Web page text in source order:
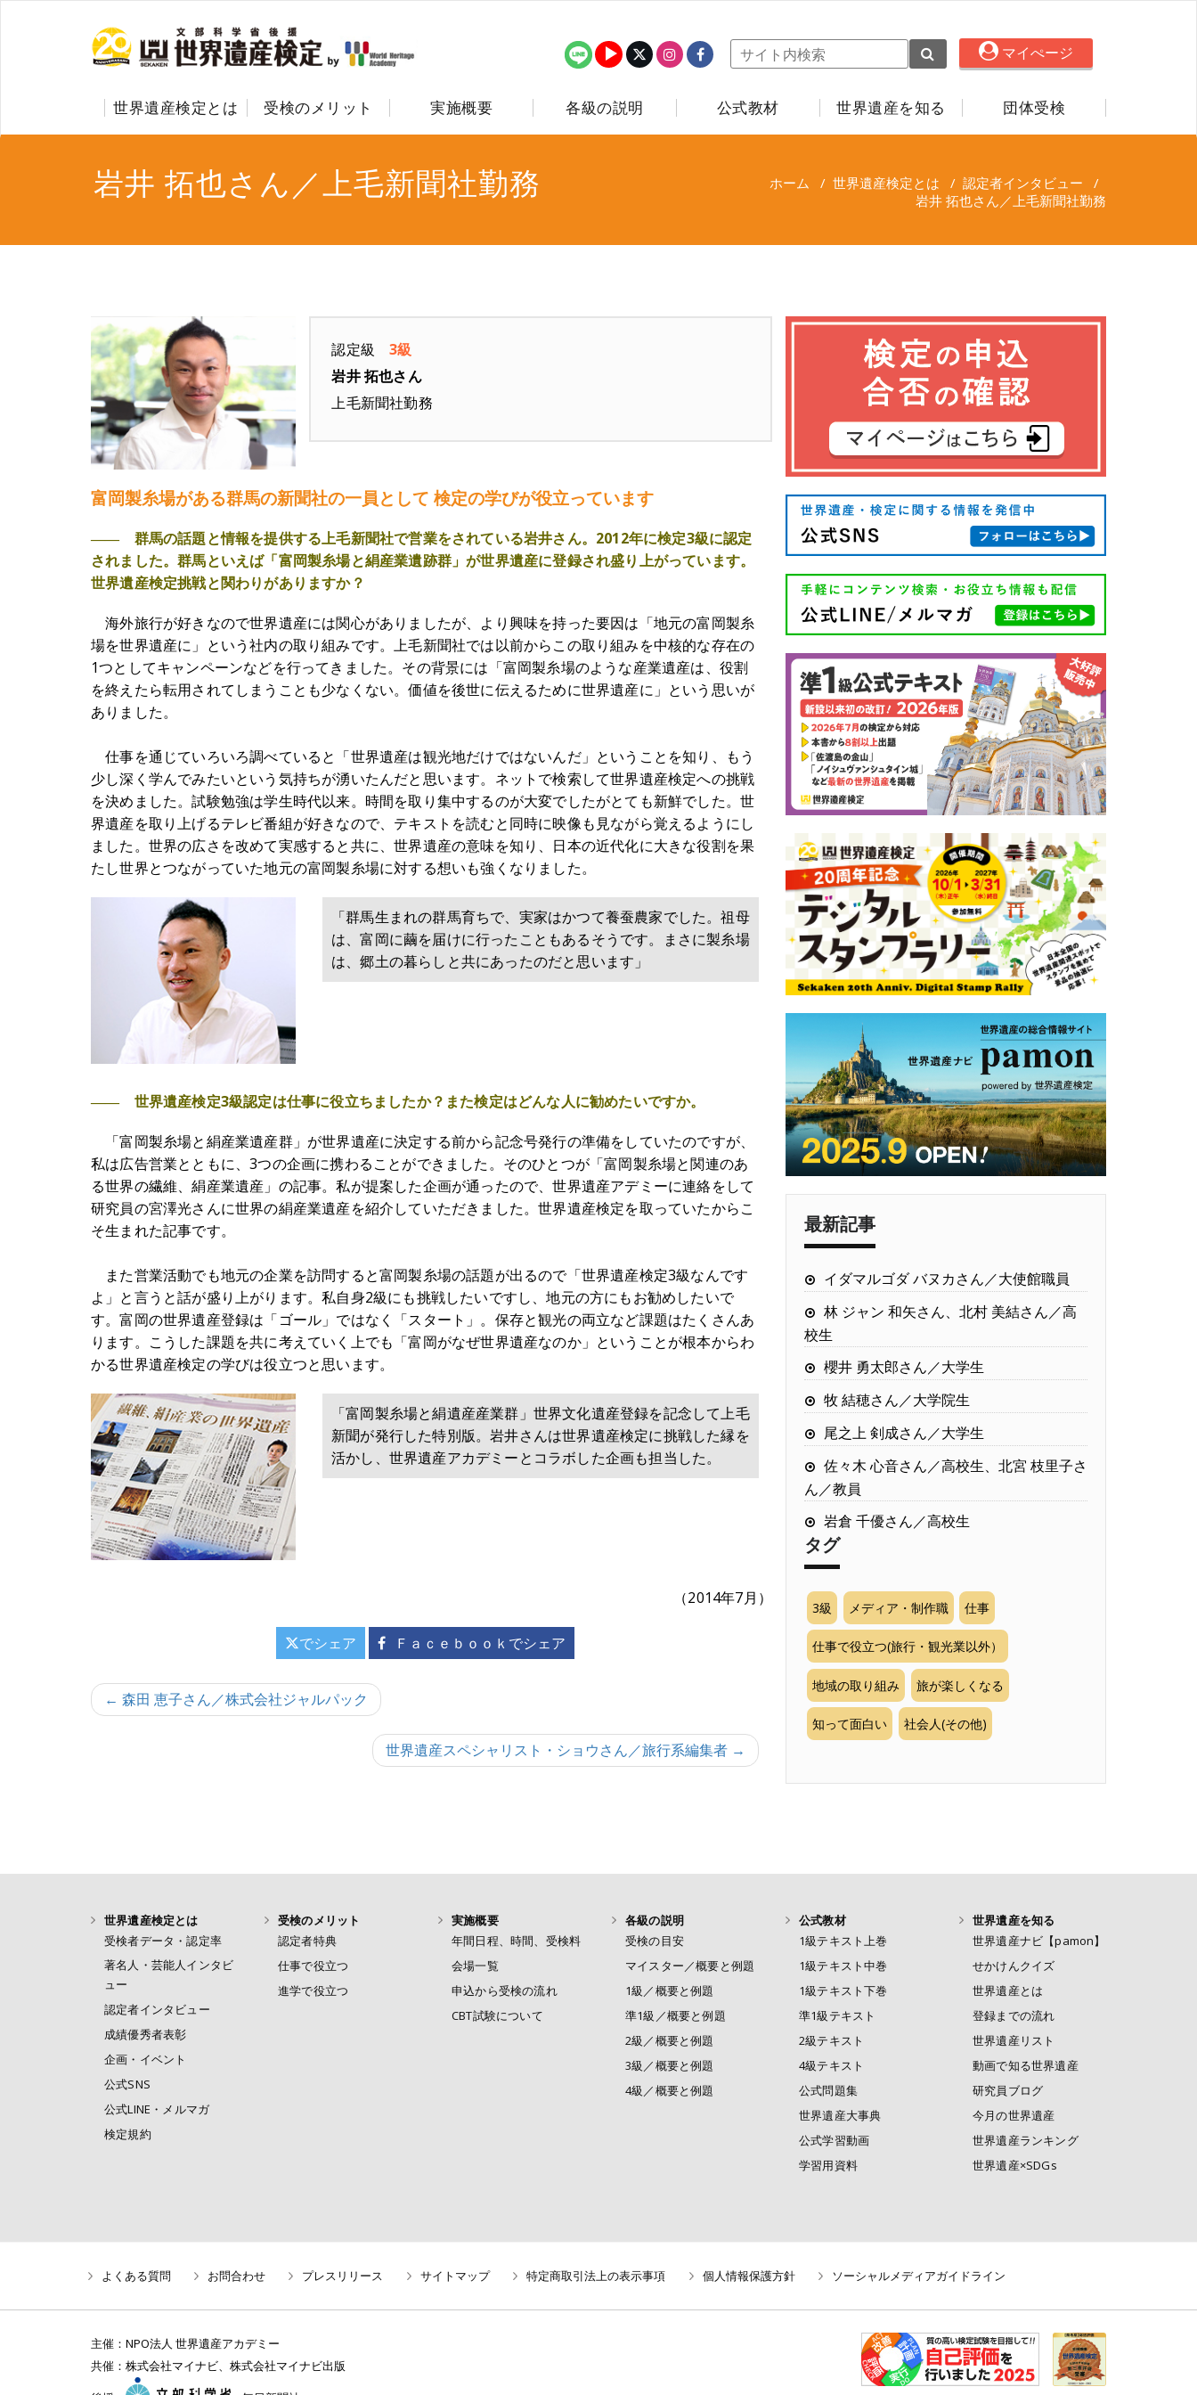
マイぺージ
世界遺産検定とは 受検のメリット 実施概要 各級の説明 公式教材 世界遺産を知る 団体受検
岩井 拓也さん／上毛新聞社勤務 ホーム / 世界遺産検定とは / 認定者インタビュー /
岩井 拓也さん／上毛新聞社勤務
認定級3級
岩井 拓也さん
上毛新聞社勤務
富岡製糸場がある群馬の新聞社の一員として 検定の学びが役立っています
―― 群馬の話題と情報を提供する上毛新聞社で営業をされている岩井さん。2012年に検定3級に認定
されました。群馬といえば「富岡製糸場と絹産業遺跡群」が世界遺産に登録され盛り上がっています。
世界遺産検定挑戦と関わりがありますか？
海外旅行が好きなので世界遺産には関心がありましたが、より興味を持った要因は「地元の富岡製糸
場を世界遺産に」という社内の取り組みです。上毛新聞社では以前からこの取り組みを中核的な存在の
1つとしてキャンペーンなどを行ってきました。その背景には「富岡製糸場のような産業遺産は、役割
を終えたら転用されてしまうことも少なくない。価値を後世に伝えるために世界遺産に」という思いが
ありました。
仕事を通じていろいろ調べていると「世界遺産は観光地だけではないんだ」ということを知り、もう
少し深く学んでみたいという気持ちが湧いたんだと思います。ネットで検索して世界遺産検定への挑戦
を決めました。試験勉強は学生時代以来。時間を取り集中するのが大変でしたがとても新鮮でした。世
界遺産を取り上げるテレビ番組が好きなので、テキストを読むと同時に映像も見ながら覚えるようにし
ました。世界の広さを改めて実感すると共に、世界遺産の意味を知り、日本の近代化に大きな役割を果
たし世界とつながっていた地元の富岡製糸場に対する想いも強くなりました。
「群馬生まれの群馬育ちで、実家はかつて養蚕農家でした。祖母
は、富岡に繭を届けに行ったこともあるそうです。まさに製糸場
は、郷土の暮らしと共にあったのだと思います」
―― 世界遺産検定3級認定は仕事に役立ちましたか？また検定はどんな人に勧めたいですか。
「富岡製糸場と絹産業遺産群」が世界遺産に決定する前から記念号発行の準備をしていたのですが、
私は広告営業とともに、3つの企画に携わることができました。そのひとつが「富岡製糸場と関連のあ
る世界の繊維、絹産業遺産」の記事。私が提案した企画が通ったので、世界遺産アデミーに連絡をして
研究員の宮澤光さんに世界の絹産業遺産を紹介していただきました。世界遺産検定を取っていたからこ
そ生まれた記事です。
また営業活動でも地元の企業を訪問すると富岡製糸場の話題が出るので「世界遺産検定3級なんです
よ」と言うと話が盛り上がります。私自身2級にも挑戦したいですし、地元の方にもお勧めしたいで
す。富岡の世界遺産登録は「ゴール」ではなく「スタート」。保存と観光の両立など課題はたくさんあ
ります。こうした課題を共に考えていく上でも「富岡がなぜ世界遺産なのか」ということが根本からわ
かる世界遺産検定の学びは役立つと思います。
「富岡製糸場と絹遺産産業群」世界文化遺産登録を記念して上毛
新聞が発行した特別版。岩井さんは世界遺産検定に挑戦した縁を
活かし、世界遺産アカデミーとコラボした企画も担当した。
（2014年7月）
でシェア Ｆａｃｅｂｏｏｋでシェア
投
稿
シ
ョ
ン
← 森田 恵子さん／株式会社ジャルパック
世界遺産スペシャリスト・ショウさん／旅行系編集者 →
最新記事
イダマルゴダ バヌカさん／大使館職員
林 ジャン 和矢さん、北村 美結さん／高
校生
櫻井 勇太郎さん／大学生
牧 結穂さん／大学院生
尾之上 剣成さん／大学生
佐々木 心音さん／高校生、北宮 枝里子さ
ん／教員
岩倉 千優さん／高校生
タグ
3級 メディア・制作職 仕事
仕事で役立つ(旅行・観光業以外）
地域の取り組み 旅が楽しくなる
知って面白い 社会人(その他)
世界遺産検定とは
受検者データ・認定率
著名人・芸能人インタビ
ュー
認定者インタビュー
成績優秀者表彰
企画・イベント
公式SNS
公式LINE・メルマガ
検定規約
受検のメリット
認定者特典
仕事で役立つ
進学で役立つ
実施概要
年間日程、時間、受検料
会場一覧
申込から受検の流れ
CBT試験について
各級の説明
受検の目安
マイスター／概要と例題
1級／概要と例題
準1級／概要と例題
2級／概要と例題
3級／概要と例題
4級／概要と例題
公式教材
1級テキスト上巻
1級テキスト中巻
1級テキスト下巻
準1級テキスト
2級テキスト
4級テキスト
公式問題集
世界遺産大事典
公式学習動画
学習用資料
世界遺産を知る
世界遺産ナビ【pamon】
せかけんクイズ
世界遺産とは
登録までの流れ
世界遺産リスト
動画で知る世界遺産
研究員ブログ
今月の世界遺産
世界遺産ランキング
世界遺産×SDGs
よくある質問 お問合わせ プレスリリース サイトマップ 特定商取引法上の表示事項 個人情報保護方針 ソーシャルメディアガイドライン
主催： NPO法人 世界遺産アカデミー
共催： 株式会社マイナビ、 株式会社マイナビ出版